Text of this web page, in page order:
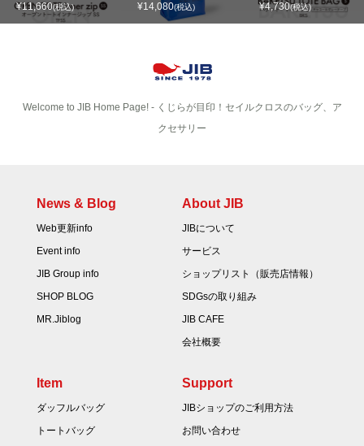
¥11,660(税込) ¥14,080(税込) ¥4,730(税込)
Welcome to JIB Home Page! ‐ くじらが目印！セイルクロスのバッグ、ア
クセサリー
News & Blog
Web更新info
Event info
JIB Group info
SHOP BLOG
MR.Jiblog
About JIB
JIBについて
サービス
ショップリスト（販売店情報）
SDGsの取り組み
JIB CAFE
会社概要
Item
ダッフルバッグ
トートバッグ
Support
JIBショップのご利用方法
お問い合わせ